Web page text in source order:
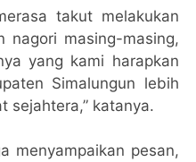
takut melakukan
nagori masing-masing,
yang kami harapkan
Simalungun lebih
sejahtera,” katanya.
menyampaikan pesan,